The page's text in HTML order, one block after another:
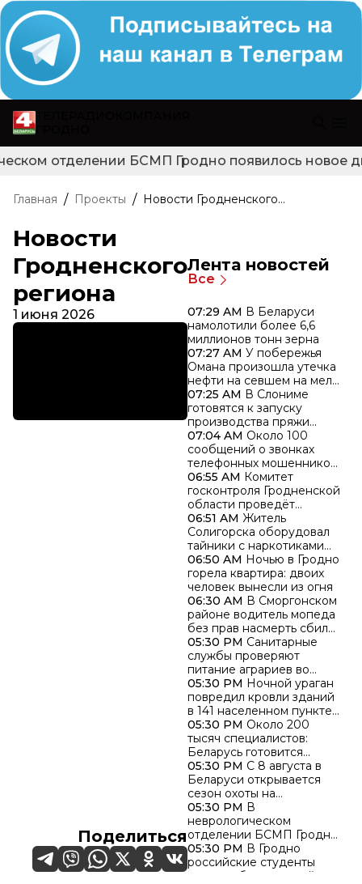
отделении БСМП Гродно появилось новое
Главная / Проекты /
Новости Гродненского
Новости
Гродненского
региона
1 июня 2026
Поделиться
Лента новостей
Все
07:29 AM В Беларуси
намолотили более 6,6
миллионов тонн зерна
07:27 AM У побережья
Омана произошла утечка
нефти на севшем на мель
танкере
07:25 AM В Слониме
готовятся к запуску
производства пряжи
нового поколения
07:04 AM Около 100
сообщений о звонках
телефонных мошенников
поступило в милицию за
минувшие сутки
06:55 AM
госконтроля Гродненской
области проведёт
«горячую линию» по
вопросам социального
обслуживания
06:51 AM Житель
Солигорска оборудовал
тайники с наркотиками
прямо возле своего дома
06:50 AM Ночью в Гродно
горела квартира: двоих
человек вынесли из огня
06:30 AM В Сморгонском
районе водитель мопеда
без прав насмерть сбил
женщину
05:30 PM Санитарные
службы проверяют
питание аграриев во
время жатвы
05:30 PM Ночной ураган
повредил кровли зданий
в 141 населенном пункте
Гродненской области
05:30 PM Около 200
тысяч специалистов:
Беларусь готовится
встретить День строителя
05:30 PM С 8 августа в
Беларуси открывается
сезон охоты на
водоплавающую и
болотную дичь
05:30 PM В
неврологическом
отделении БСМП Гродно
появилось новое
диагностическое
оборудование
05:30 PM В Гродно
российские студенты
изучают белорусский